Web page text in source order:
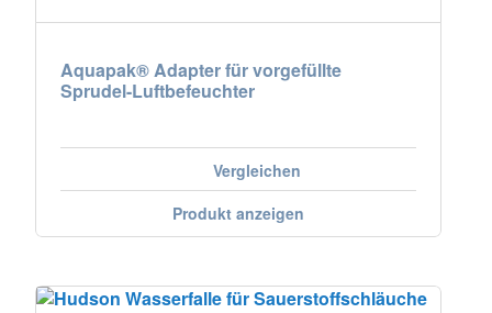
Aquapak® Adapter für vorgefüllte
Sprudel-Luftbefeuchter
Vergleichen
Produkt anzeigen